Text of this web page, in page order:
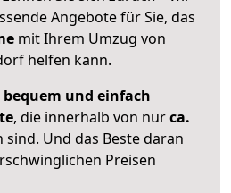
Angebote für Sie, das
mit Ihrem Umzug von
helfen kann.
bequem und einfach
, die innerhalb von nurca.
sind. Und das Beste daran
Preisen